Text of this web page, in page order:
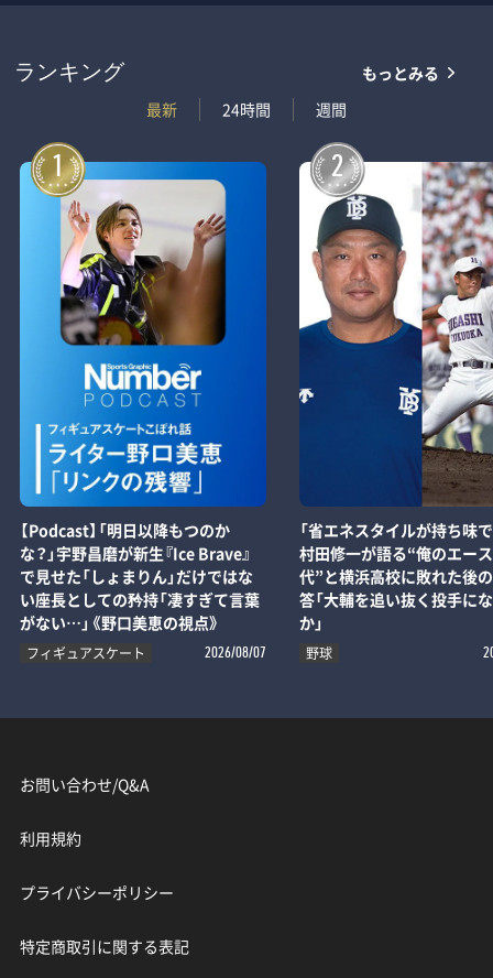
ランキング
最新
24時間 週間
もっとみる
1
【Podcast】「明日以降もつのか
な？」宇野昌磨が新生『Ice Brave』
で見せた「しょまりん」だけではな
い座長としての矜持「凄すぎて言葉
がない…」《野口美恵の視点》
フィギュアスケート 2026/08/07
2
「省エネスタイルが持ち味
村田修一が語る“俺のエー
代”と横浜高校に敗れた後
答「大輔を追い抜く投手に
か」
野球
お問い合わせ/Q&A
利用規約
プライバシーポリシー
特定商取引に関する表記